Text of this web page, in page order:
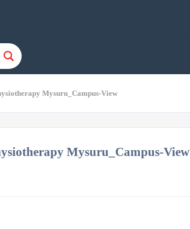
Mysuru_Campus-View
Mysuru_Campus-View